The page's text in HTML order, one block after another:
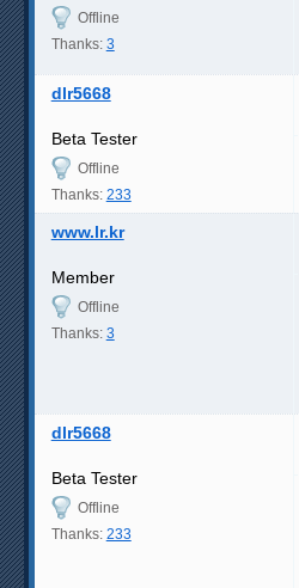
Offline
Thanks: 3
dlr5668
Beta Tester
Offline
Thanks: 233
www.lr.kr
Member
Offline
Thanks: 3
dlr5668
Beta Tester
Offline
Thanks: 233